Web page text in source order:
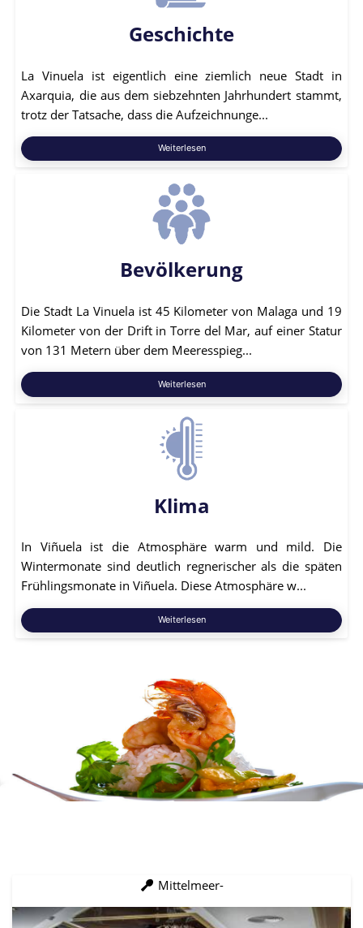
Geschichte
La Vinuela ist eigentlich eine ziemlich neue Stadt in
Axarquia, die aus dem siebzehnten Jahrhundert stammt,
trotz der Tatsache, dass die Aufzeichnunge...
Weiterlesen
Bevölkerung
Die Stadt La Vinuela ist 45 Kilometer von Malaga und 19
Kilometer von der Drift in Torre del Mar, auf einer Statur
von 131 Metern über dem Meeresspieg...
Weiterlesen
Klima
In Viñuela ist die Atmosphäre warm und mild. Die
Wintermonate sind deutlich regnerischer als die späten
Frühlingsmonate in Viñuela. Diese Atmosphäre w...
Weiterlesen
Mittelmeer-